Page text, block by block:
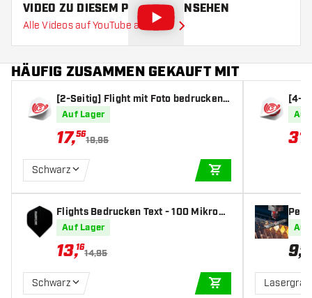
VIDEO ZU DIESEM PRODUKT ANSEHEN
Alle Videos auf YouTube ansehen
HÄUFIG ZUSAMMEN GEKAUFT MIT
[2-Seitig] Flight mit Foto bedrucken
(10 Satz)
Auf Lager
17,56
19,95
Schwarz
Flights Bedrucken Text - 100 Mikron
(10 Sets)
Auf Lager
13,16
14,95
Schwarz
IN DEN
[4-
(10
Auf
31
Auf
9,95